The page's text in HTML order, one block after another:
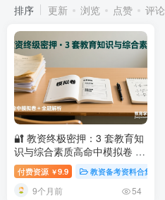
排序 更新 浏览 点赞 评论
🔐 教资终极密押：3 套教育知
识与综合素质高命中模拟卷 +
全解析，让你轻松应对初高中
招聘终级密押 3 套卷：教资 教
育知识与综合素质 模拟题 + 答
付费资源 ￥9.9 教资备考资料合集
9个月前 54